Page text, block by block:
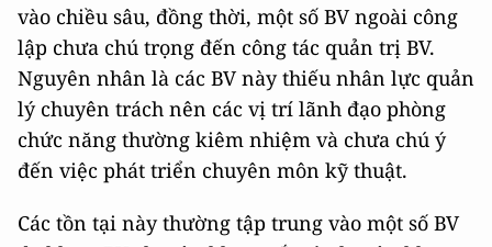
vào chiều sâu, đồng thời, một số BV ngoài công
lập chưa chú trọng đến công tác quản trị BV.
Nguyên nhân là các BV này thiếu nhân lực quản
lý chuyên trách nên các vị trí lãnh đạo phòng
chức năng thường kiêm nhiệm và chưa chú ý
đến việc phát triển chuyên môn kỹ thuật.
Các tồn tại này thường tập trung vào một số BV